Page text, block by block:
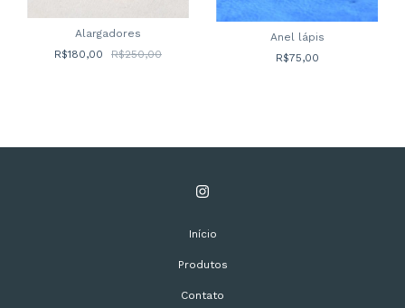
Alargadores
R$180,00
R$250,00
Anel lápis
R$75,00
Início
Produtos
Contato